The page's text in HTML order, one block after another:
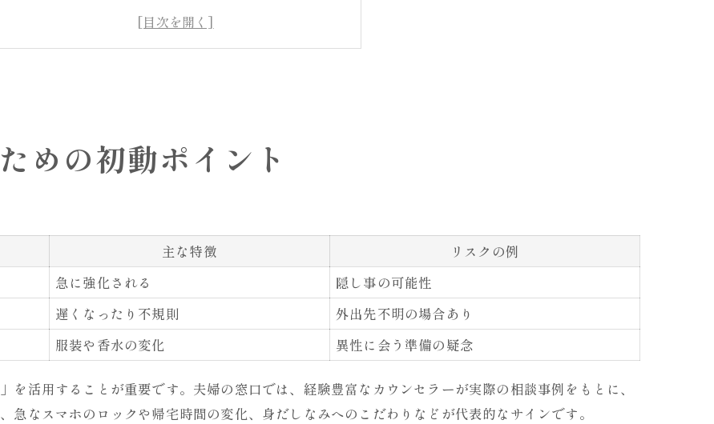
急な変化に敏感な人が注意すべき浮気兆候
浮気してるか確かめる質問の活用法
iPhoneで浮気調べるときの落とし穴
浮気を調べる際のスマホ設定チェック法
浮気調査グッズ活用で証拠を自力収集
浮気調査グッズの種類と比較一覧
ICレコーダーやGPSで浮気を調べる実践例
役に立った浮気調査グッズ体験談
浮気証拠の集め方と保存のポイント
グッズ選びに迷った時の判断基準
めの初動ポイント
主な特徴
リスクの例
急に強化される
隠し事の可能性
遅くなったり不規則
外出先不明の場合あり
服装や香水の変化 異性に会う準備の疑念
を活用することが重要です。夫婦の窓口では、経験豊富なカウンセラーが実際の相談事例をもとに、
急なスマホのロックや帰宅時間の変化、身だしなみへのこだわりなどが代表的なサインです。